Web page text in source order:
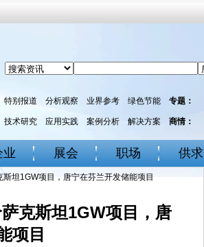
特别报道 分析观察 业界参考 绿色节能 专题：
技术研究 应用实践 案例分析 解决方案 商情：
业 展会 职场 供求
坦1GW项目，唐宁在芬兰开发储能项目
克斯坦1GW项目，唐
项目